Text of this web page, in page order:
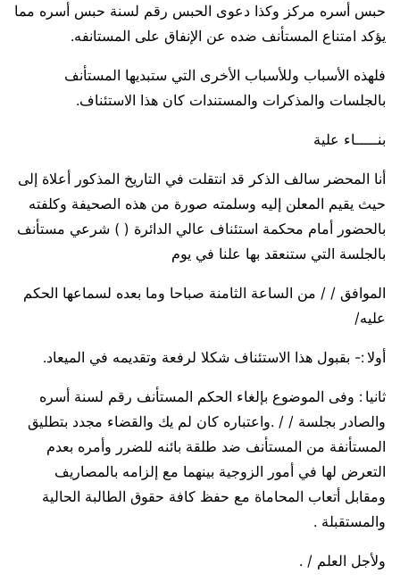
حبس أسره مركز وكذا دعوى الحبس رقم لسنة حبس أسره مما
يؤكد امتناع المستأنف ضده عن الإنفاق على المستانفه.
فلهذه الأسباب وللأسباب الأخرى التي ستبديها المستأنف
بالجلسات والمذكرات والمستندات كان هذا الاستئناف.
بنـــــاء علية
أنا المحضر سالف الذكر قد انتقلت في التاريخ المذكور أعلاة إلى
حيث يقيم المعلن إليه وسلمته صورة من هذه الصحيفة وكلفته
بالحضور أمام محكمة استئناف عالي الدائرة ( ) شرعي مستأنف
بالجلسة التي ستنعقد بها علنا في يوم
الموافق / / من الساعة الثامنة صباحا وما بعده لسماعها الحكم
عليه/
أولا :- بقبول هذا الاستئناف شكلا لرفعة وتقديمه في الميعاد.
ثانيا : وفى الموضوع بإلغاء الحكم المستأنف رقم لسنة أسره
والصادر بجلسة / / .واعتباره كان لم يك والقضاء مجدد بتطليق
المستأنفة من المستأنف ضد طلقة بائنه للضرر وأمره بعدم
التعرض لها في أمور الزوجية بينهما مع إلزامه بالمصاريف
ومقابل أتعاب المحاماة مع حفظ كافة حقوق الطالبة الحالية
والمستقبلة .
ولأجل العلم / .